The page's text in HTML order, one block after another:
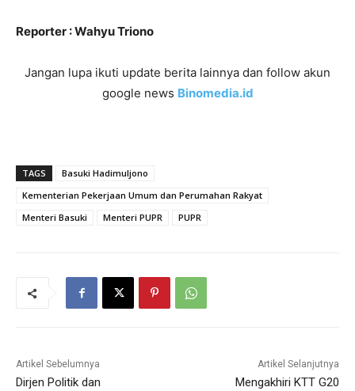
Reporter : Wahyu Triono
Jangan lupa ikuti update berita lainnya dan follow akun
google news Binomedia.id
TAGS
Basuki Hadimuljono
Kementerian Pekerjaan Umum dan Perumahan Rakyat
Menteri Basuki
Menteri PUPR PUPR
Artikel Sebelumnya
Dirjen Politik dan
Artikel Selanjutnya
Mengakhiri KTT G20